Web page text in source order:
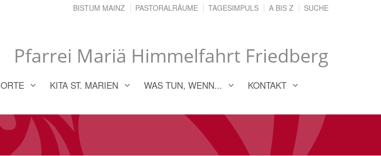
Pfarrei Mariä Himmelfahrt Friedberg
BISTUM MAINZ PASTORALRÄUME TAGESIMPULS A BIS Z SUCHE
ORTE KITA ST. MARIEN WAS TUN, WENN...
KONTAKT